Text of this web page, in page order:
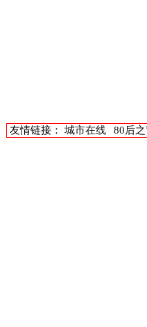
友情链接： 城市在线 80后之